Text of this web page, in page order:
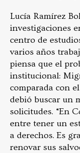
Lucía Ramírez
investigaciones
centro de
varios años
piensa que el
institucional:
comparada con
debió buscar un
solicitudes. “En
entre tener un
a derechos. Es
renovar sus